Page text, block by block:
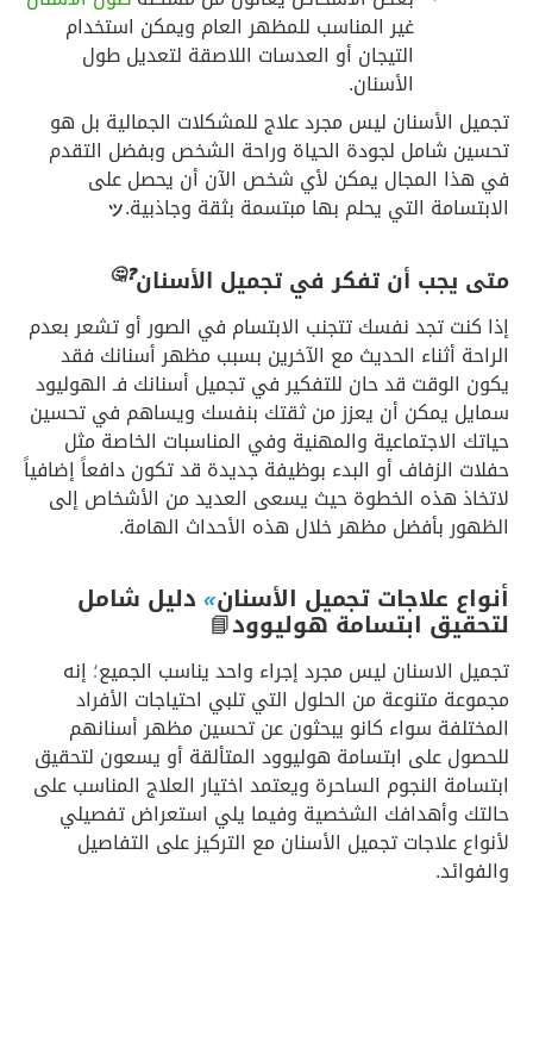
غير المناسب للمظهر العام ويمكن استخدام
التيجان أو العدسات اللاصقة لتعديل طول
الأسنان.
تجميل الأسنان ليس مجرد علاج للمشكلات الجمالية بل هو
تحسين شامل لجودة الحياة وراحة الشخص وبفضل التقدم
في هذا المجال يمكن لأي شخص الآن أن يحصل على
الابتسامة التي يحلم بها مبتسمة بثقة وجاذبية.ッ
متى يجب أن تفكر في تجميل الأسنان❓
🤔
إذا كنت تجد نفسك تتجنب الابتسام في الصور أو تشعر بعدم
الراحة أثناء الحديث مع الآخرين بسبب مظهر أسنانك فقد
يكون الوقت قد حان للتفكير في تجميل أسنانك فـ الهوليود
سمايل يمكن أن يعزز من ثقتك بنفسك ويساهم في تحسين
حياتك الاجتماعية والمهنية وفي المناسبات الخاصة مثل
حفلات الزفاف أو البدء بوظيفة جديدة قد تكون دافعاً إضافياً
لاتخاذ هذه الخطوة حيث يسعى العديد من الأشخاص إلى
الظهور بأفضل مظهر خلال هذه الأحداث الهامة.
أنواع علاجات تجميل الأسنان»دليل شامل
لتحقيق ابتسامة هوليوود📘
تجميل الاسنان ليس مجرد إجراء واحد يناسب الجميع؛ إنه
مجموعة متنوعة من الحلول التي تلبي احتياجات الأفراد
المختلفة سواء كانو يبحثون عن تحسين مظهر أسنانهم
للحصول على ابتسامة هوليوود المتألقة أو يسعون لتحقيق
ابتسامة النجوم الساحرة ويعتمد اختيار العلاج المناسب على
حالتك وأهدافك الشخصية وفيما يلي استعراض تفصيلي
لأنواع علاجات تجميل الأسنان مع التركيز على التفاصيل
والفوائد.